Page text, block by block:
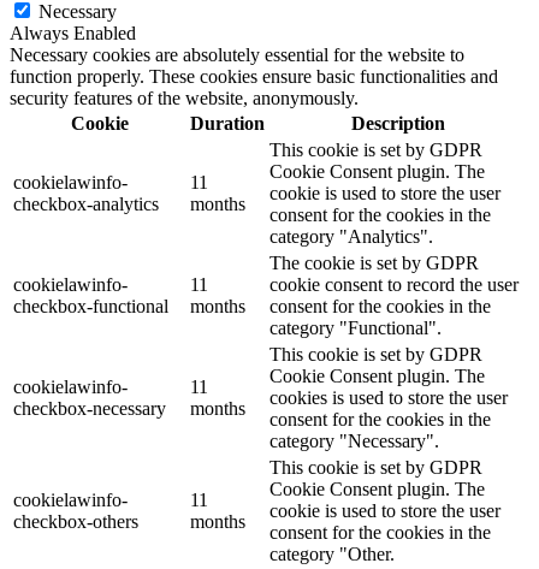
Necessary
Always Enabled
Necessary cookies are absolutely essential for the website to
function properly. These cookies ensure basic functionalities and
security features of the website, anonymously.
Cookie
Duration Description
cookielawinfo-
checkbox-analytics
11
months
This cookie is set by GDPR
Cookie Consent plugin. The
cookie is used to store the user
consent for the cookies in the
category "Analytics".
cookielawinfo-
checkbox-functional
11
months
The cookie is set by GDPR
cookie consent to record the user
consent for the cookies in the
category "Functional".
cookielawinfo-
checkbox-necessary
11
months
This cookie is set by GDPR
Cookie Consent plugin. The
cookies is used to store the user
consent for the cookies in the
category "Necessary".
cookielawinfo-
checkbox-others
11
months
This cookie is set by GDPR
Cookie Consent plugin. The
cookie is used to store the user
consent for the cookies in the
category "Other.